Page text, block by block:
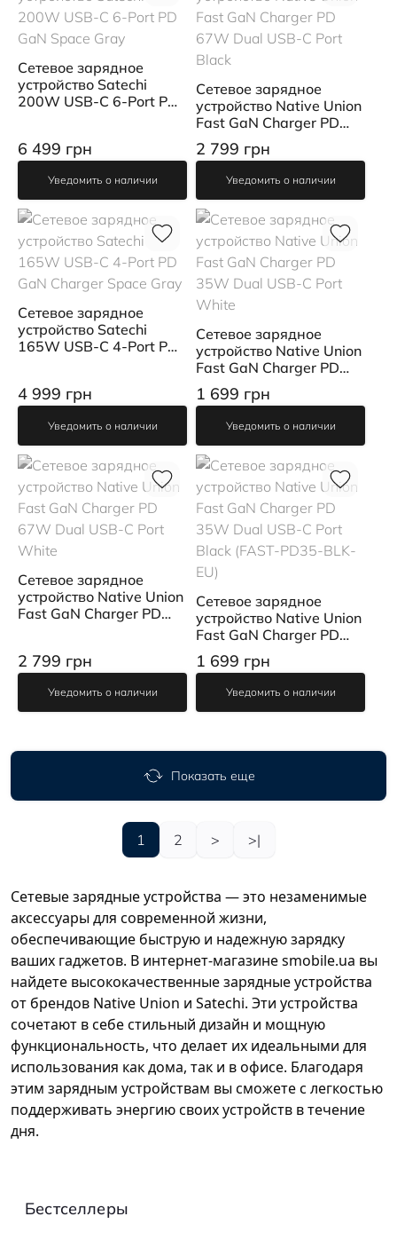
Сетевое зарядное
устройство Satechi
200W USB-C 6-Port PD
6 499 грн
Уведомить о наличии
Сетевое зарядное
устройство Native Union
Fast GaN Charger PD
67W Dual USB-C Port
Black
2 799 грн
Уведомить о наличии
Сетевое зарядное
устройство Satechi
165W USB-C 4-Port PD
4 999 грн
Уведомить о наличии
Сетевое зарядное
устройство Native Union
Fast GaN Charger PD
35W Dual USB-C Port
White
1 699 грн
Уведомить о наличии
Сетевое зарядное
устройство Native Union
Fast GaN Charger PD
2 799 грн
Уведомить о наличии
Сетевое зарядное
устройство Native Union
Fast GaN Charger PD
35W Dual USB-C Port
Black (FAST-PD35-BLK-
1 699 грн
Уведомить о наличии
Показать еще
1 2 > >|
Сетевые зарядные устройства — это незаменимые
аксессуары для современной жизни,
обеспечивающие быструю и надежную зарядку
ваших гаджетов. В интернет-магазине smobile.ua вы
найдете высококачественные зарядные устройства
от брендов Native Union и Satechi. Эти устройства
сочетают в себе стильный дизайн и мощную
функциональность, что делает их идеальными для
использования как дома, так и в офисе. Благодаря
этим зарядным устройствам вы сможете с легкостью
поддерживать энергию своих устройств в течение
дня.
Бестселлеры